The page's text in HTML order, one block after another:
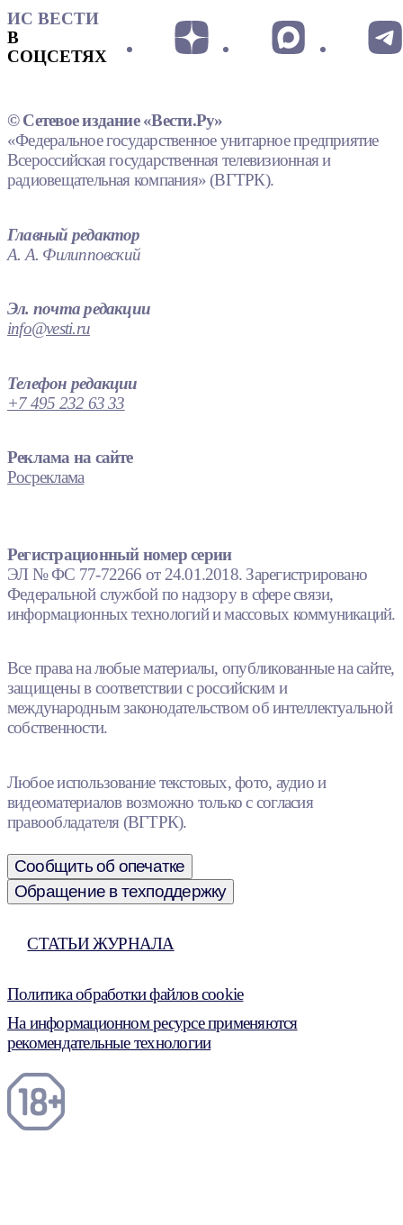
ИС ВЕСТИ
В
СОЦСЕТЯХ
© Сетевое издание «Вести.Ру»
«Федеральное государственное унитарное предприятие
Всероссийская государственная телевизионная и
радиовещательная компания» (ВГТРК).
Главный редактор
А. А. Филипповский
Эл. почта редакции
info@vesti.ru
Телефон редакции
+7 495 232 63 33
Реклама на сайте
Росреклама
Регистрационный номер серии
ЭЛ № ФС 77-72266 от 24.01.2018. Зарегистрировано
Федеральной службой по надзору в сфере связи,
информационных технологий и массовых коммуникаций.
Все права на любые материалы, опубликованные на сайте,
защищены в соответствии с российским и
международным законодательством об интеллектуальной
собственности.
Любое использование текстовых, фото, аудио и
видеоматериалов возможно только с согласия
правообладателя (ВГТРК).
Сообщить об опечатке
Обращение в техподдержку
СТАТЬИ ЖУРНАЛА
Политика обработки файлов cookie
На информационном ресурсе применяются
рекомендательные технологии